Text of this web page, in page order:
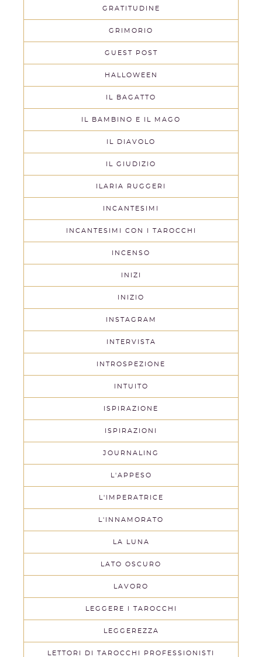
GRATITUDINE
GRIMORIO
GUEST POST
HALLOWEEN
IL BAGATTO
IL BAMBINO E IL MAGO
IL DIAVOLO
IL GIUDIZIO
ILARIA RUGGERI
INCANTESIMI
INCANTESIMI CON I TAROCCHI
INCENSO
INIZI
INIZIO
INSTAGRAM
INTERVISTA
INTROSPEZIONE
INTUITO
ISPIRAZIONE
ISPIRAZIONI
JOURNALING
L'APPESO
L'IMPERATRICE
L'INNAMORATO
LA LUNA
LATO OSCURO
LAVORO
LEGGERE I TAROCCHI
LEGGEREZZA
LETTORI DI TAROCCHI PROFESSIONISTI